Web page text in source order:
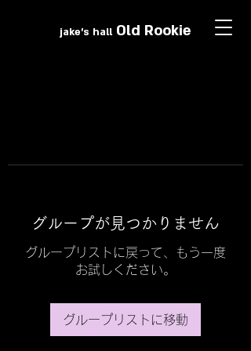
jake's hallOld Rookie
グループが見つかりません
グループリストに戻って、もう一度
お試しください。
グループリストに移動